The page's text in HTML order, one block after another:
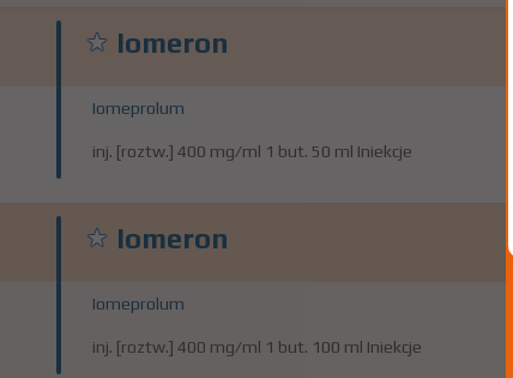
Iomeron
Iomeprolum
inj. [roztw.] 400 mg/ml 1 but. 50 ml Iniekcje
Iomeron
Iomeprolum
inj. [roztw.] 400 mg/ml 1 but. 100 ml Iniekcje